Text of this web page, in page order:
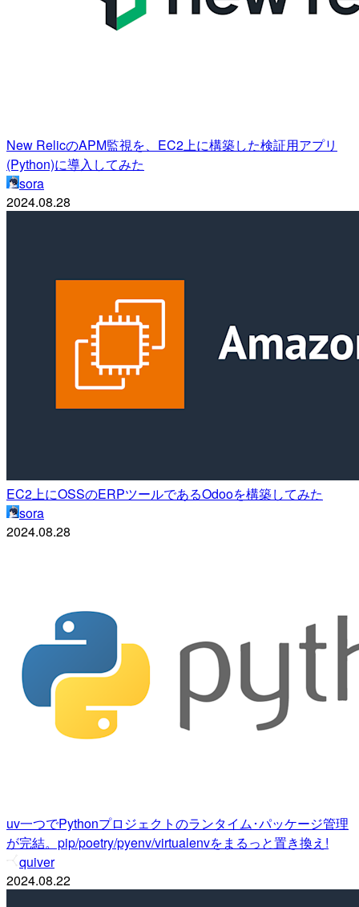
New RelicのAPM監視を、EC2上に構築した検証用アプリ
(Python)に導入してみた
sora
2024.08.28
EC2上にOSSのERPツールであるOdooを構築してみた
sora
2024.08.28
uv一つでPythonプロジェクトのランタイム･パッケージ管理
が完結。pip/poetry/pyenv/virtualenvをまるっと置き換え!
quiver
2024.08.22